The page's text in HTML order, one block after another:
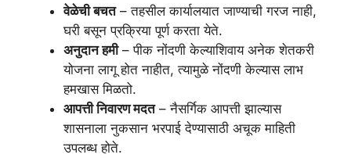
वेळेची बचत– तहसील कार्यालयात जाण्याची गरज नाही,
घरी बसून प्रक्रिया पूर्ण करता येते.
अनुदान हमी– पीक नोंदणी केल्याशिवाय अनेक शेतकरी
योजना लागू होत नाहीत, त्यामुळे नोंदणी केल्यास लाभ
हमखास मिळतो.
आपत्ती निवारण मदत– नैसर्गिक आपत्ती झाल्यास
शासनाला नुकसान भरपाई देण्यासाठी अचूक माहिती
उपलब्ध होते.